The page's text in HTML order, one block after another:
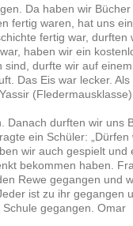
Da haben wir
fertig waren, hat uns
fertig war, durften
haben wir ein
durfte wir auf
Das Eis war lecker. Als
(Fledermausklasse)
durften wir uns
ein Schüler: „Dürfen
wir auch gespielt und
bekommen haben.
Rewe gegangen und
ist zu ihr gegangen
gegangen. Omar